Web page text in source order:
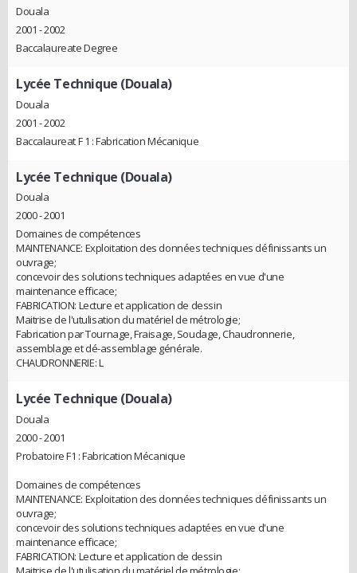
Douala
2001 - 2002
Baccalaureate Degree
Lycée Technique (Douala)
Douala
2001 - 2002
Baccalaureat F 1 : Fabrication Mécanique
Lycée Technique (Douala)
Douala
2000 - 2001
Domaines de compétences
MAINTENANCE: Exploitation des données techniques définissants un
ouvrage;
concevoir des solutions techniques adaptées en vue d'une
maintenance efficace;
FABRICATION: Lecture et application de dessin
Maitrise de l'utulisation du matériel de métrologie;
Fabrication par Tournage, Fraisage, Soudage, Chaudronnerie,
assemblage et dé-assemblage générale.
CHAUDRONNERIE: L
Lycée Technique (Douala)
Douala
2000 - 2001
Probatoire F1 : Fabrication Mécanique
Domaines de compétences
MAINTENANCE: Exploitation des données techniques définissants un
ouvrage;
concevoir des solutions techniques adaptées en vue d'une
maintenance efficace;
FABRICATION: Lecture et application de dessin